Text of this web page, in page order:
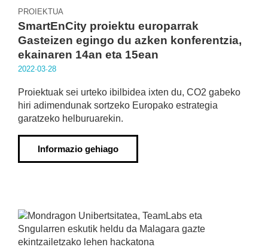
PROIEKTUA
SmartEnCity proiektu europarrak
Gasteizen egingo du azken konferentzia,
ekainaren 14an eta 15ean
2022·03·28
Proiektuak sei urteko ibilbidea ixten du, CO2 gabeko
hiri adimendunak sortzeko Europako estrategia
garatzeko helburuarekin.
Informazio gehiago